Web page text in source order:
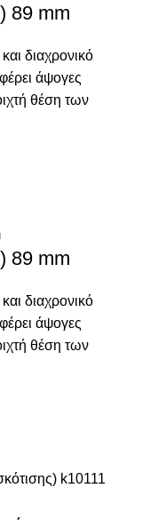
89 mm
διαχρονικό
άψογες
θέση των
89 mm
διαχρονικό
άψογες
θέση των